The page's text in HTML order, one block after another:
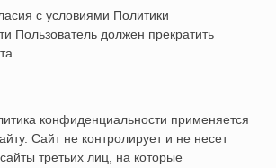
с условиями Политики
Пользователь должен прекратить
конфиденциальности применяется
Сайт не контролирует и не несет
третьих лиц, на которые